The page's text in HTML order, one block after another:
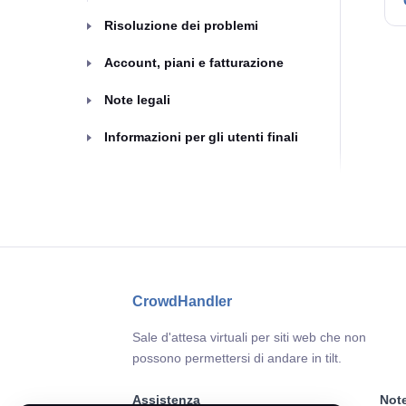
Risoluzione dei problemi
Account, piani e fatturazione
Note legali
Informazioni per gli utenti finali
CrowdHandler
Sale d'attesa virtuali per siti web che non
possono permettersi di andare in tilt.
Assistenza